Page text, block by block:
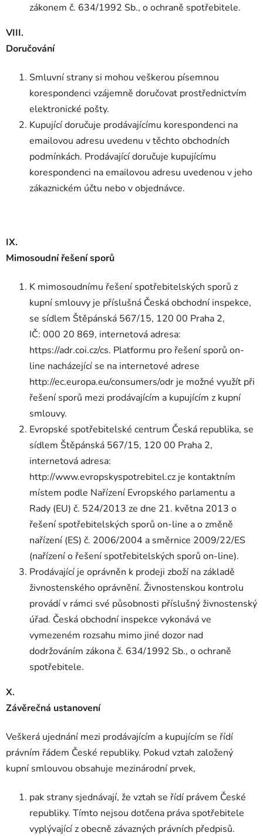
zákonem č. 634/1992 Sb., o ochraně spotřebitele.
VIII.
Doručování
Smluvní strany si mohou veškerou písemnou
korespondenci vzájemně doručovat prostřednictvím
elektronické pošty.
Kupující doručuje prodávajícímu korespondenci na
emailovou adresu uvedenu v těchto obchodních
podmínkách. Prodávající doručuje kupujícímu
korespondenci na emailovou adresu uvedenou v jeho
zákaznickém účtu nebo v objednávce.
IX.
Mimosoudní řešení sporů
K mimosoudnímu řešení spotřebitelských sporů z
kupní smlouvy je příslušná Česká obchodní inspekce,
se sídlem Štěpánská 567/15, 120 00 Praha 2,
IČ: 000 20 869, internetová adresa:
https://adr.coi.cz/cs. Platformu pro řešení sporů on-
line nacházející se na internetové adrese
http://ec.europa.eu/consumers/odr je možné využít při
řešení sporů mezi prodávajícím a kupujícím z kupní
smlouvy.
Evropské spotřebitelské centrum Česká republika, se
sídlem Štěpánská 567/15, 120 00 Praha 2,
internetová adresa:
http://www.evropskyspotrebitel.cz je kontaktním
místem podle Nařízení Evropského parlamentu a
Rady (EU) č. 524/2013 ze dne 21. května 2013 o
řešení spotřebitelských sporů on-line a o změně
nařízení (ES) č. 2006/2004 a směrnice 2009/22/ES
(nařízení o řešení spotřebitelských sporů on-line).
Prodávající je oprávněn k prodeji zboží na základě
živnostenského oprávnění. Živnostenskou kontrolu
provádí v rámci své působnosti příslušný živnostenský
úřad. Česká obchodní inspekce vykonává ve
vymezeném rozsahu mimo jiné dozor nad
dodržováním zákona č. 634/1992 Sb., o ochraně
spotřebitele.
X.
Závěrečná ustanovení
Veškerá ujednání mezi prodávajícím a kupujícím se řídí
právním řádem České republiky. Pokud vztah založený
kupní smlouvou obsahuje mezinárodní prvek,
pak strany sjednávají, že vztah se řídí právem České
republiky. Tímto nejsou dotčena práva spotřebitele
vyplývající z obecně závazných právních předpisů.